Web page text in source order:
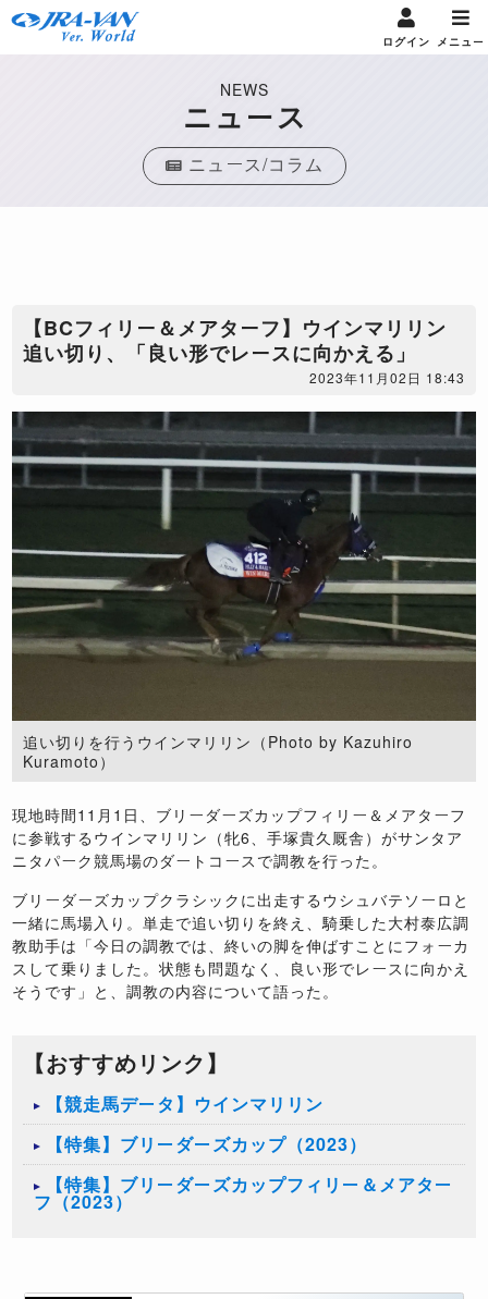
ログイン メニュー
NEWS
ニュース
ニュース/コラム
【BCフィリー＆メアターフ】ウインマリリン
追い切り、「良い形でレースに向かえる」
2023年11月02日 18:43
追い切りを行うウインマリリン（Photo by Kazuhiro
Kuramoto）
現地時間11月1日、ブリーダーズカップフィリー＆メアターフ
に参戦するウインマリリン（牝6、手塚貴久厩舎）がサンタア
ニタパーク競馬場のダートコースで調教を行った。
ブリーダーズカップクラシックに出走するウシュバテソーロと
一緒に馬場入り。単走で追い切りを終え、騎乗した大村泰広調
教助手は「今日の調教では、終いの脚を伸ばすことにフォーカ
スして乗りました。状態も問題なく、良い形でレースに向かえ
そうです」と、調教の内容について語った。
【おすすめリンク】
【競走馬データ】ウインマリリン
【特集】ブリーダーズカップ（2023）
【特集】ブリーダーズカップフィリー＆メアター
フ（2023）